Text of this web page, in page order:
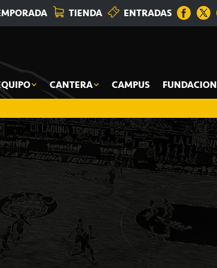
TIENDA ENTRADAS
CANTERA CAMPUS FUNDACION